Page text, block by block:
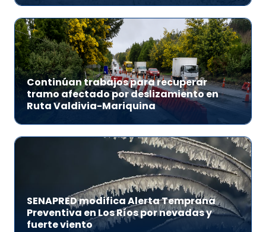
Continúan trabajos para recuperar
tramo afectado por deslizamiento en
Ruta Valdivia-Mariquina
SENAPRED modifica Alerta Temprana
Preventiva en Los Ríos por nevadas y
fuerte viento